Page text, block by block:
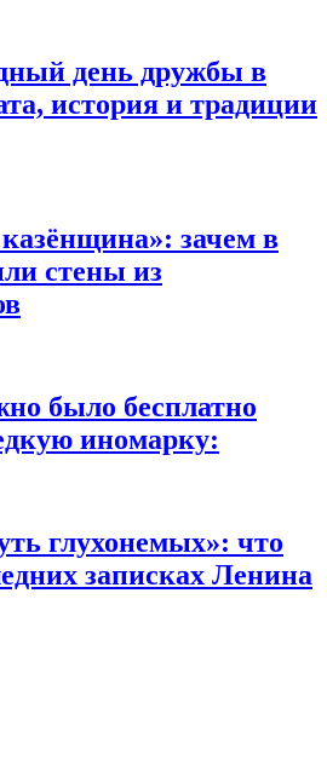
день дружбы в
история и традиции
зачем в
стены из
было бесплатно
иномарку:
глухонемых»: что
записках Ленина